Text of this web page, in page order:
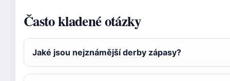
Často kladené otázky
Jaké jsou nejznámější derby zápasy?